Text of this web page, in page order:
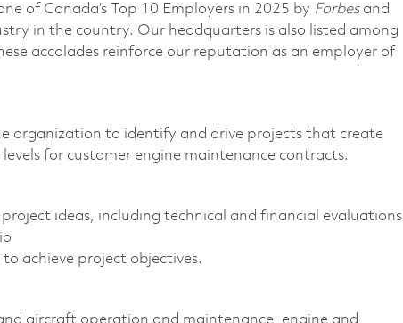
of Canada’s Top 10 Employers in 2025 by Forbesand
in the country. Our headquarters is also listed among
accolades reinforce our reputation as an employer of
organization to identify and drive projects that create
for customer engine maintenance contracts.
ideas, including technical and financial evaluations
achieve project objectives.
aircraft operation and maintenance, engine and